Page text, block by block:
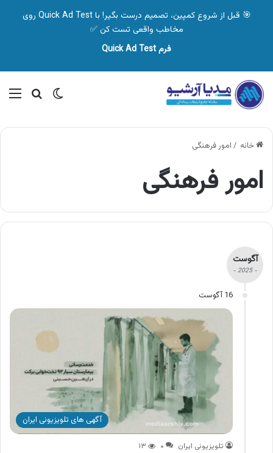
🎯 قبل از شروع کمپین، تصمیم درست بگیر! با Quick Ad Test روی
مخاطب واقعی تست کن ✅
فرم Quick Ad Test
تغییر پوسته
خانه / امور فرهنگی
امور فرهنگی
آگوست
- 2025 -
16 آگوست
آگهی های تلویزیونی ایران
تلویزیونی ایران ۰ ۱۳